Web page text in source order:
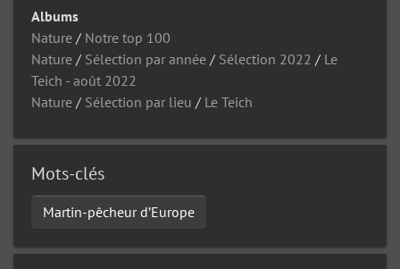
Albums
Nature / Notre top 100
Nature / Sélection par année / Sélection 2022 / Le
Teich - août 2022
Nature / Sélection par lieu / Le Teich
Mots-clés
Martin-pêcheur d’Europe